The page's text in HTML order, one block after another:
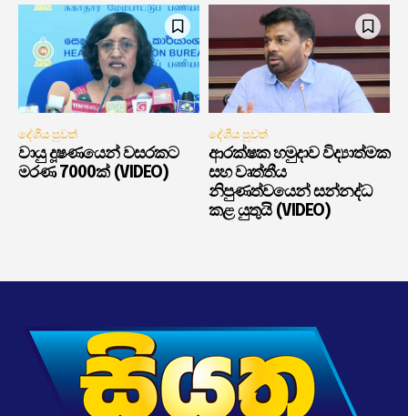
දේශීය පුවත්
වායු දූෂණයෙන් වසරකට
මරණ 7000ක් (VIDEO)
දේශීය පුවත්
ආරක්ෂක හමුදාව විද්‍යාත්මක
සහ වෘත්තීය
නිපුණත්වයෙන් සන්නද්ධ
කළ යුතුයි (VIDEO)